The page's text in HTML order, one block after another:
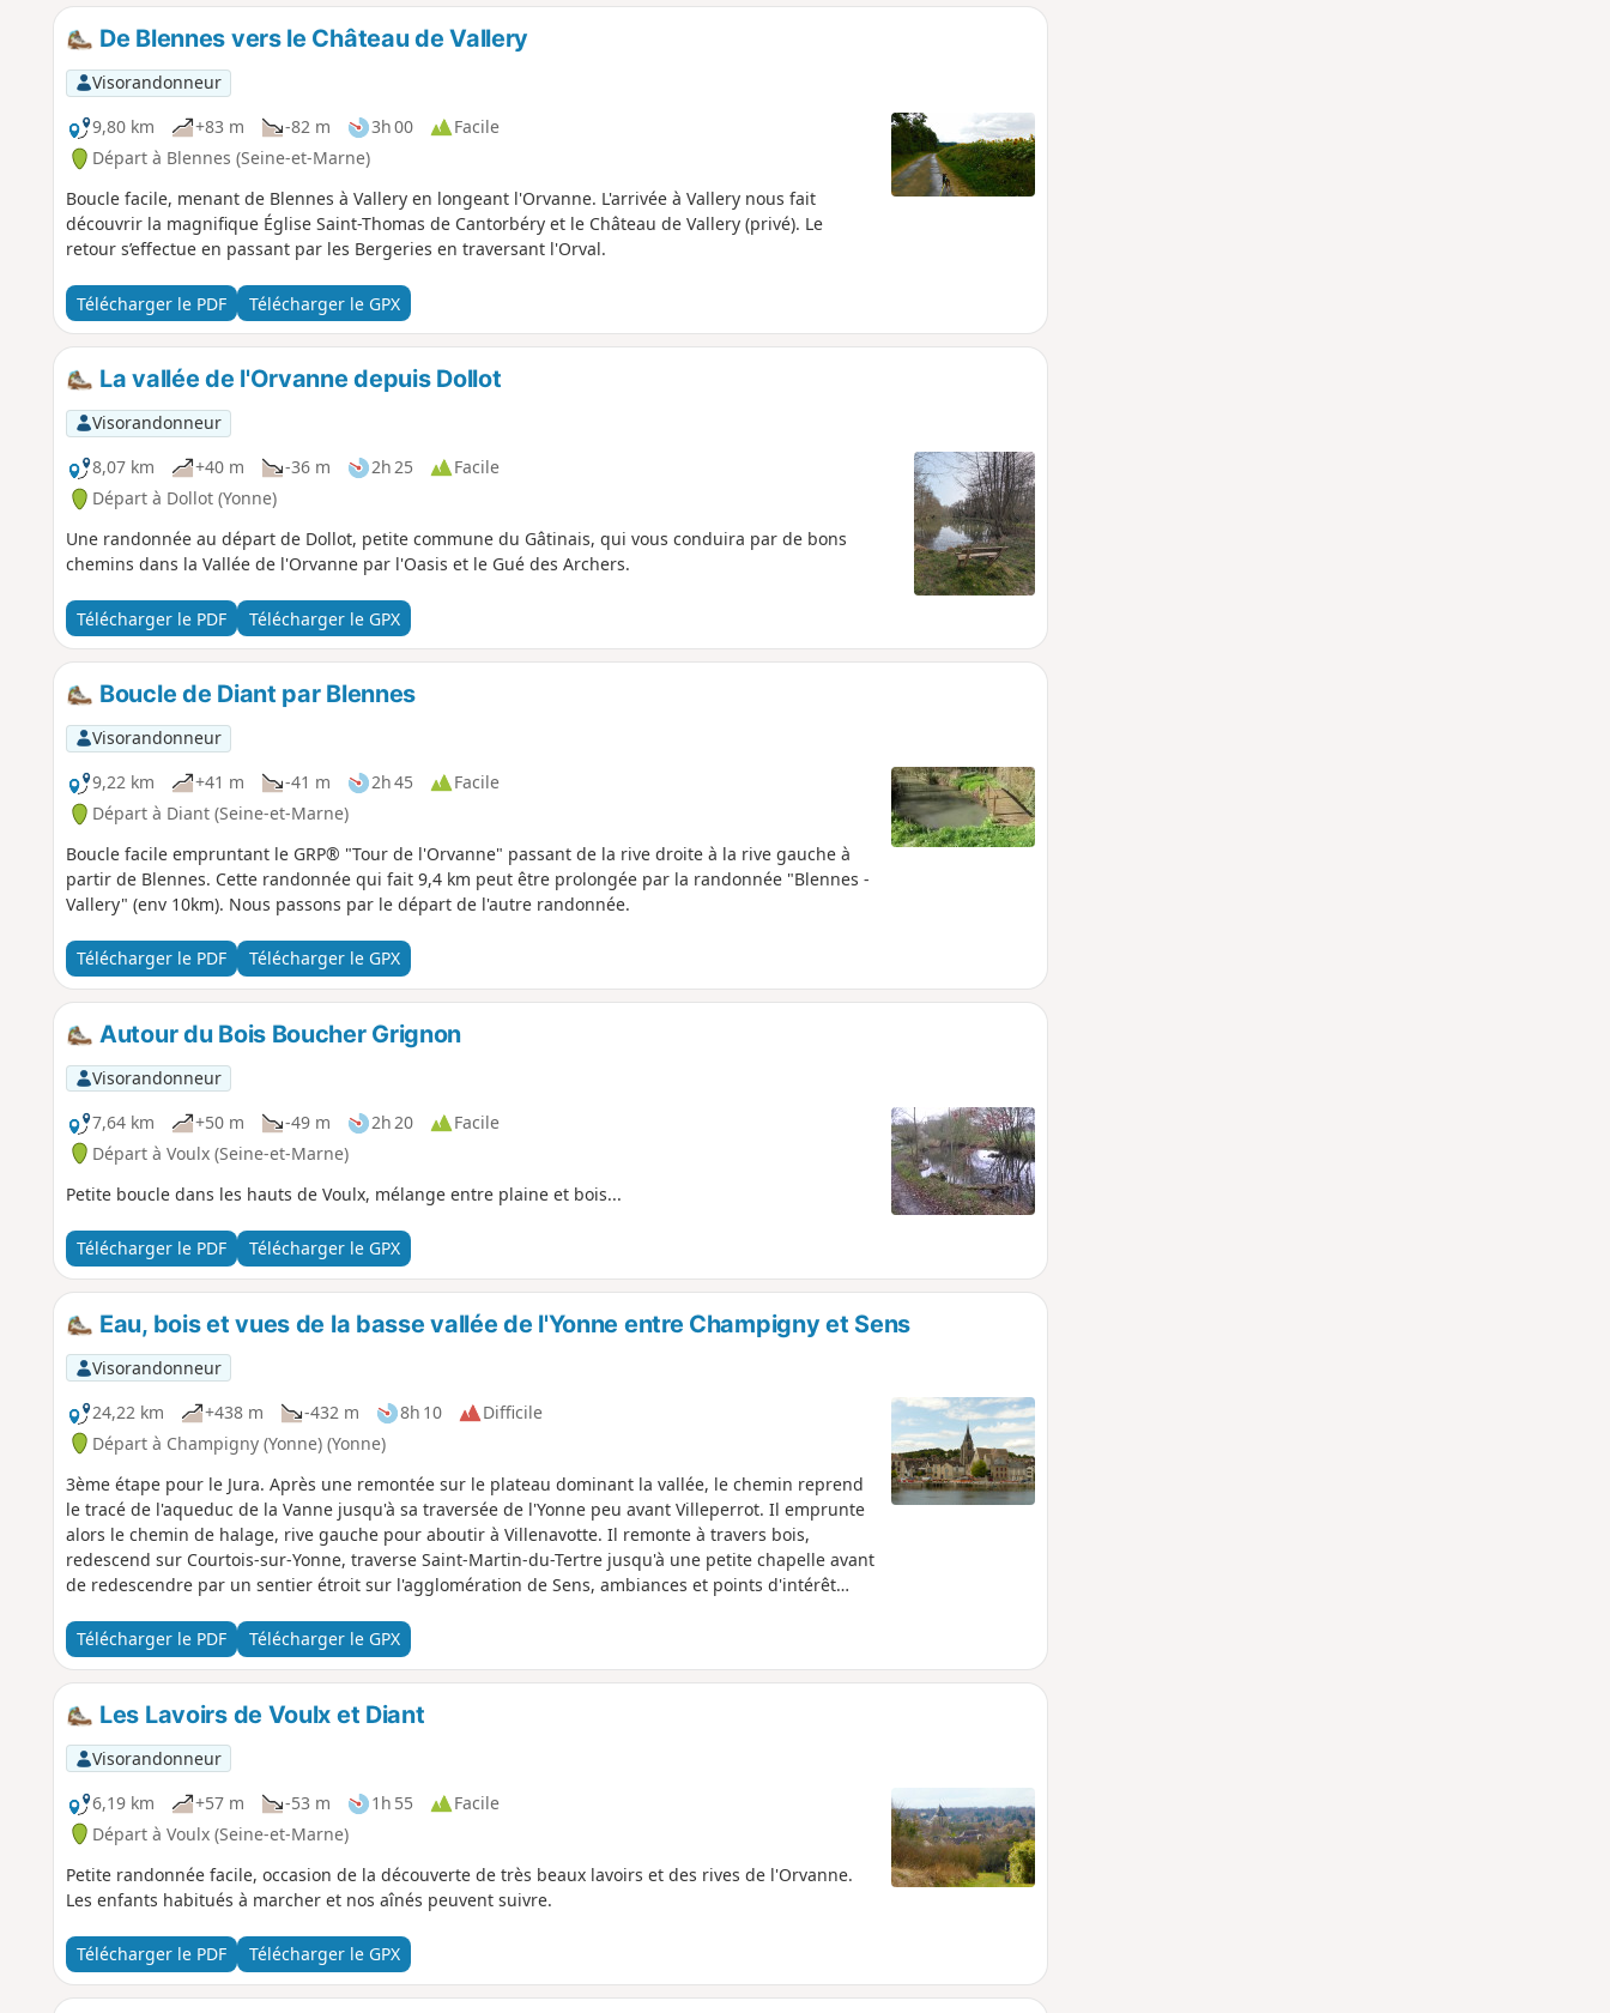
De Blennes vers le Château de Vallery
Visorandonneur
9,80 km
+83 m -82 m 3h 00
Facile
Départ à Blennes (Seine-et-Marne)
Boucle facile, menant de Blennes à Vallery en longeant l'Orvanne. L'arrivée à Vallery nous fait
découvrir la magnifique Église Saint-Thomas de Cantorbéry et le Château de Vallery (privé). Le
retour s’effectue en passant par les Bergeries en traversant l'Orval.
Télécharger le PDF Télécharger le GPX
La vallée de l'Orvanne depuis Dollot
Visorandonneur
8,07 km
+40 m -36 m 2h 25
Facile
Départ à Dollot (Yonne)
Une randonnée au départ de Dollot, petite commune du Gâtinais, qui vous conduira par de bons
chemins dans la Vallée de l'Orvanne par l'Oasis et le Gué des Archers.
Télécharger le PDF Télécharger le GPX
Boucle de Diant par Blennes
Visorandonneur
9,22 km
+41 m -41 m 2h 45
Facile
Départ à Diant (Seine-et-Marne)
Boucle facile empruntant le GRP® "Tour de l'Orvanne" passant de la rive droite à la rive gauche à
partir de Blennes. Cette randonnée qui fait 9,4 km peut être prolongée par la randonnée "Blennes -
Vallery" (env 10km). Nous passons par le départ de l'autre randonnée.
Télécharger le PDF Télécharger le GPX
Autour du Bois Boucher Grignon
Visorandonneur
7,64 km
+50 m -49 m 2h 20
Facile
Départ à Voulx (Seine-et-Marne)
Petite boucle dans les hauts de Voulx, mélange entre plaine et bois...
Télécharger le PDF Télécharger le GPX
Eau, bois et vues de la basse vallée de l'Yonne entre Champigny et Sens
Visorandonneur
24,22 km
+438 m -432 m 8h 10
Difficile
Départ à Champigny (Yonne) (Yonne)
3ème étape pour le Jura. Après une remontée sur le plateau dominant la vallée, le chemin reprend
le tracé de l'aqueduc de la Vanne jusqu'à sa traversée de l'Yonne peu avant Villeperrot. Il emprunte
alors le chemin de halage, rive gauche pour aboutir à Villenavotte. Il remonte à travers bois,
redescend sur Courtois-sur-Yonne, traverse Saint-Martin-du-Tertre jusqu'à une petite chapelle avant
de redescendre par un sentier étroit sur l'agglomération de Sens, ambiances et points d'intérêt
Télécharger le PDF
Télécharger le GPX
Les Lavoirs de Voulx et Diant
Visorandonneur
6,19 km
+57 m -53 m 1h 55
Facile
Départ à Voulx (Seine-et-Marne)
Petite randonnée facile, occasion de la découverte de très beaux lavoirs et des rives de l'Orvanne.
Les enfants habitués à marcher et nos aînés peuvent suivre.
Télécharger le PDF Télécharger le GPX